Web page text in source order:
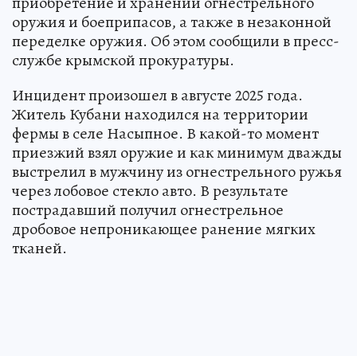
оружия и боеприпасов, а также в незаконной
переделке оружия. Об этом сообщили в пресс-
службе крымской прокуратуры.
Инцидент произошел в августе 2025 года.
Житель Кубани находился на территории
фермы в селе Насыпное. В какой-то момент
приезжий взял оружие и как минимум дважды
выстрелил в мужчину из огнестрельного ружья
через лобовое стекло авто. В результате
пострадавший получил огнестрельное
дробовое непроникающее ранение мягких
тканей.